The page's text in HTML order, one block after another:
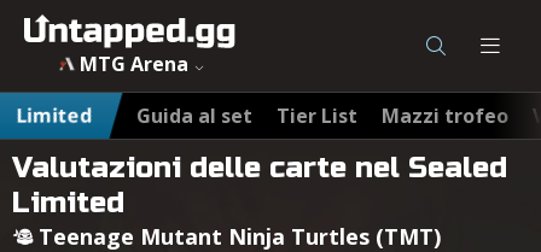
MTG Arena
Limited
Guida al set Tier List Mazzi trofeo
Valutazioni delle carte nel Sealed
Limited
Teenage Mutant Ninja Turtles (TMT)